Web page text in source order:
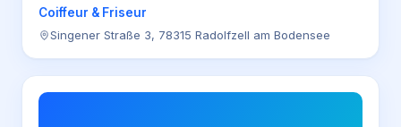
Coiffeur & Friseur
Singener Straße 3, 78315 Radolfzell am Bodensee